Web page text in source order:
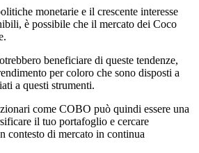
monetarie e il crescente interesse
è possibile che il mercato dei Coco
beneficiare di queste tendenze,
per coloro che sono disposti a
a questi strumenti.
come COBO può quindi essere una
il tuo portafoglio e cercare
contesto di mercato in continua